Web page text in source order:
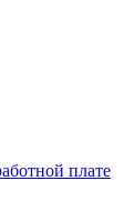
плате